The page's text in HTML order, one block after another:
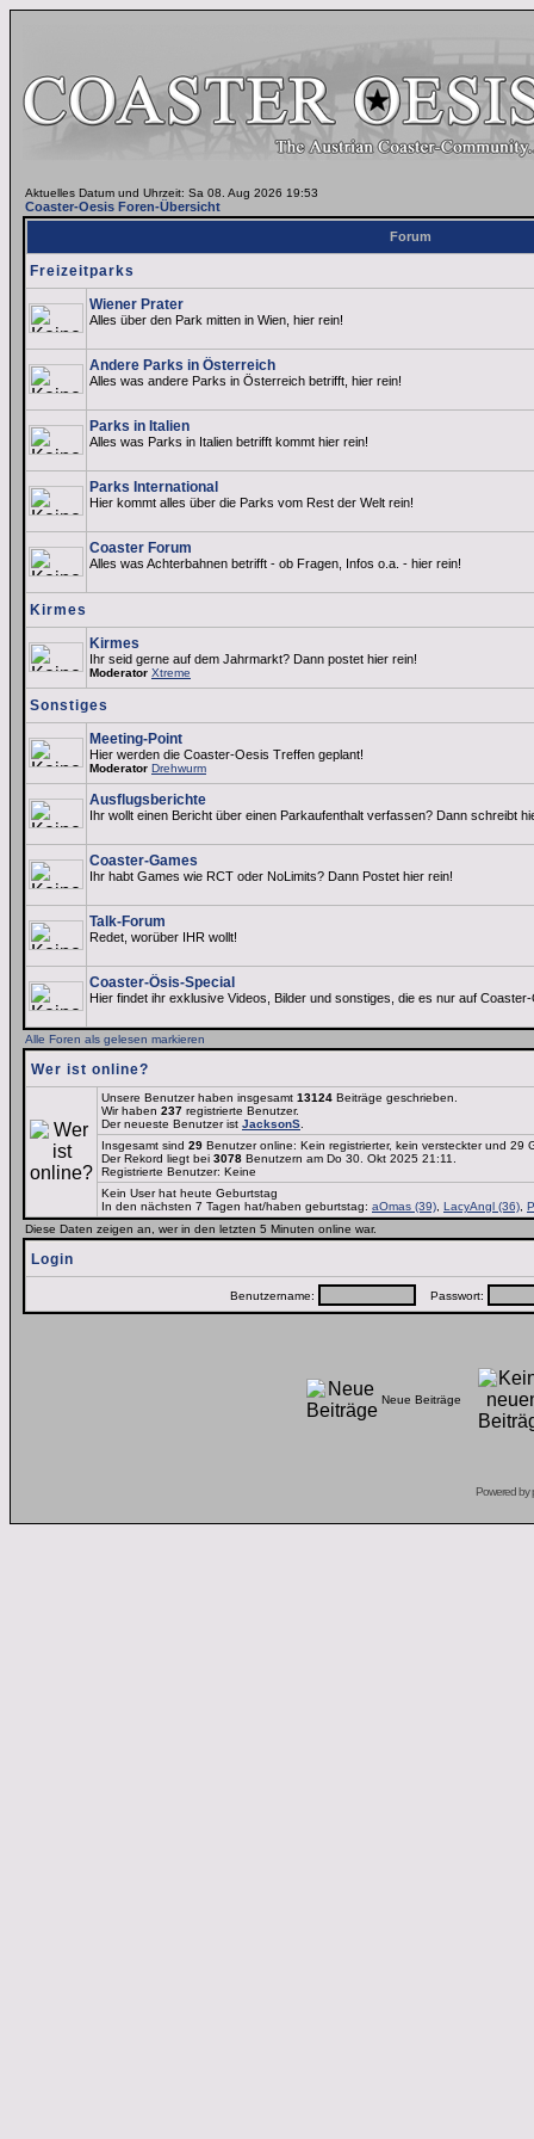
Aktuelles Datum und Uhrzeit: Sa 08. Aug 2026 19:53
Coaster-Oesis Foren-Übersicht
Forum
Freizeitparks
Wiener Prater
Alles über den Park mitten in Wien, hier rein!
Andere Parks in Österreich
Alles was andere Parks in Österreich betrifft, hier rein!
Parks in Italien
Alles was Parks in Italien betrifft kommt hier rein!
Parks International
Hier kommt alles über die Parks vom Rest der Welt rein!
Coaster Forum
Alles was Achterbahnen betrifft - ob Fragen, Infos o.a. - hier rein!
Kirmes
Kirmes
Ihr seid gerne auf dem Jahrmarkt? Dann postet hier rein!
Moderator Xtreme
Sonstiges
Meeting-Point
Hier werden die Coaster-Oesis Treffen geplant!
Moderator Drehwurm
Ausflugsberichte
Ihr wollt einen Bericht über einen Parkaufenthalt verfassen? Dann schreibt
Coaster-Games
Ihr habt Games wie RCT oder NoLimits? Dann Postet hier rein!
Talk-Forum
Redet, worüber IHR wollt!
Coaster-Ösis-Special
Hier findet ihr exklusive Videos, Bilder und sonstiges, die es nur auf
Alle Foren als gelesen markieren
Wer ist online?
Unsere Benutzer haben insgesamt 13124 Beiträge geschrieben.
Wir haben 237 registrierte Benutzer.
Der neueste Benutzer ist JacksonS
Insgesamt sind 29 Benutzer online: Kein registrierter, kein versteckter und
Der Rekord liegt bei 3078 Benutzern am Do 30. Okt 2025 21:11.
Registrierte Benutzer: Keine
Kein User hat heute Geburtstag
In den nächsten 7 Tagen hat/haben geburtstag: aOmas (39) LacyAngl (36)
Diese Daten zeigen an, wer in den letzten 5 Minuten online war.
Login
Benutzername: Passwort:
Neue Beiträge
Powered by